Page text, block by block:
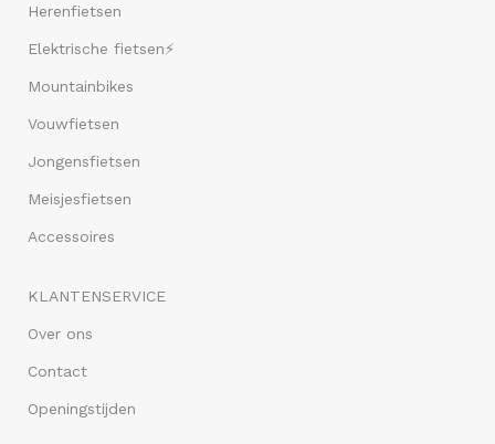
Herenfietsen
Elektrische fietsen⚡
Mountainbikes
Vouwfietsen
Jongensfietsen
Meisjesfietsen
Accessoires
KLANTENSERVICE
Over ons
Contact
Openingstijden